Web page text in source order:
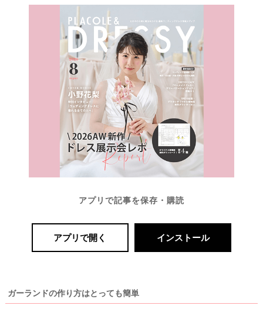
アプリで記事を保存・購読
アプリで開く インストール
ガーランドの作り方はとっても簡単